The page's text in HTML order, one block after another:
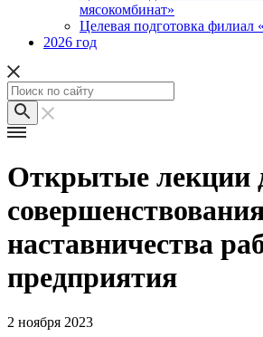
мясокомбинат»
Целевая подготовка филиал
2026 год
Открытые лекции
наставничества
предприятия
2 ноября 2023